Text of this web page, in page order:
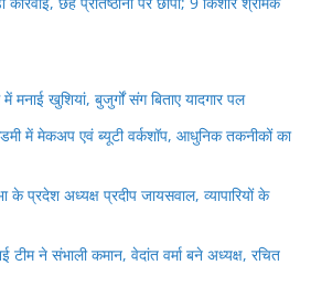
मनाई खुशियां, बुजुर्गों संग बिताए यादगार पल
में मेकअप एवं ब्यूटी वर्कशॉप, आधुनिक तकनीकों का
के प्रदेश अध्यक्ष प्रदीप जायसवाल, व्यापारियों के
ने संभाली कमान, वेदांत वर्मा बने अध्यक्ष, रचित